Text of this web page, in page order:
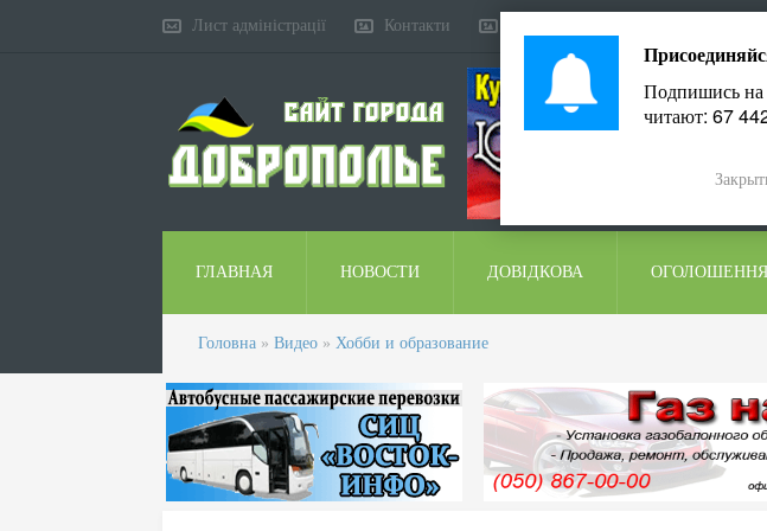
Лист адміністрації Контакти
ГЛАВНАЯ НОВОСТИ ДОВІДКОВА ОГОЛОШЕННЯ
Головна » Видео » Хобби и образование
Подпишись на
читают: 67